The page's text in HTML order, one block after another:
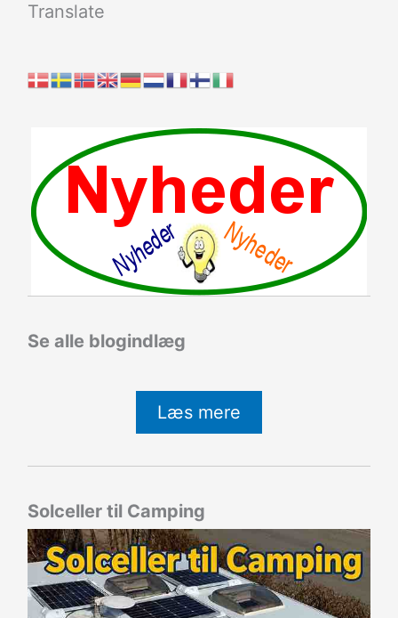
Translate
Se alle blogindlæg
Læs mere
Solceller til Camping